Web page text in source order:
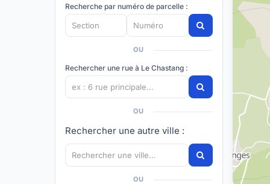
Recherche par numéro de parcelle :
OU
Rechercher une rue à Le Chastang :
OU
Rechercher une autre ville :
OU